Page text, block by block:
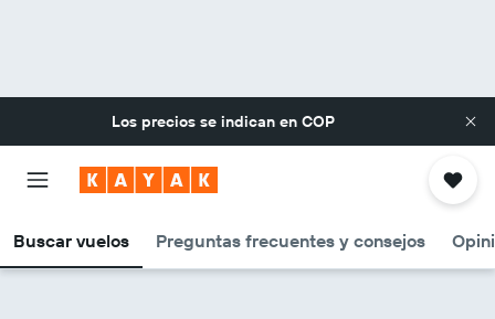
Los precios se indican en COP
Buscar vuelos Preguntas frecuentes y consejos